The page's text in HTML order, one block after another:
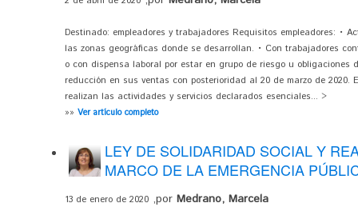
Destinado: empleadores y trabajadores Requisitos empleadores: •
las zonas geográficas donde se desarrollan. • Con trabajadores
o con dispensa laboral por estar en grupo de riesgo u
reducción en sus ventas con posterioridad al 20 de marzo de 2020.
realizan las actividades y servicios declarados esenciales... >
»» Ver artículo completo
LEY DE SOLIDARIDAD SOCIAL Y
MARCO DE LA EMERGENCIA
13 de enero de 2020 ,por Medrano, Marcela